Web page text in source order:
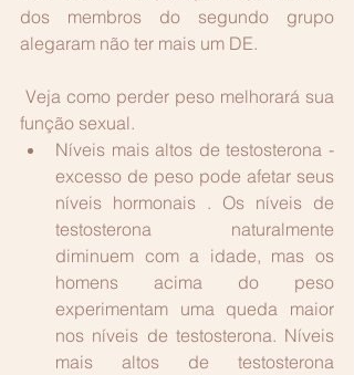
dos membros do segundo grupo
alegaram não ter mais um DE.
função sexual.
Níveis mais altos de testosterona -
excesso de peso pode afetar seus
níveis hormonais . Os níveis de
testosterona naturalmente
diminuem com a idade, mas os
homens acima do peso
experimentam uma queda maior
nos níveis de testosterona. Níveis
mais altos de testosterona